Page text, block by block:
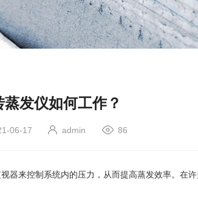
蒸发仪如何工作？
06-17 admin 86
控制系统内的压力，从而提高蒸发效率。在许